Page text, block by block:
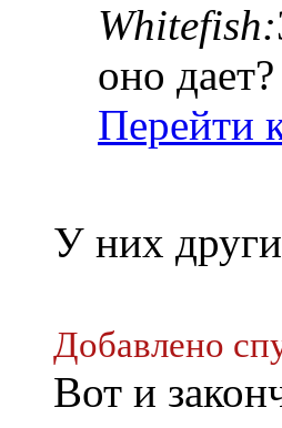
Whitefish:
оно
Перейти
У них
Добавлено
Вот и